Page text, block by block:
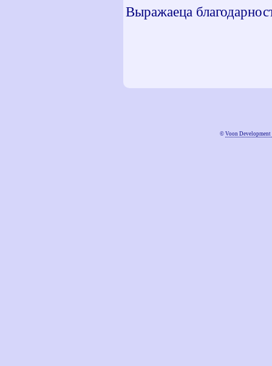
Выражаеца
© Voon Development